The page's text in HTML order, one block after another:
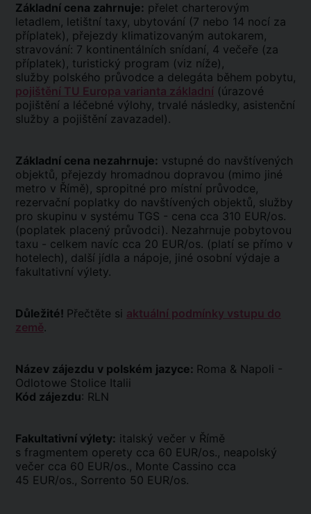
Základní cena zahrnuje: přelet charterovým
letadlem, letištní taxy, ubytování (7 nebo 14 nocí za
příplatek), přejezdy klimatizovaným autokarem,
stravování: 7 kontinentálních snídaní, 4 večeře (za
příplatek), turistický program (viz níže),
služby polského průvodce a delegáta během pobytu,
pojištění TU Europa varianta základní (úrazové
pojištění a léčebné výlohy, trvalé následky, asistenční
služby a pojištění zavazadel).
Základní cena nezahrnuje: vstupné do navštívených
objektů, přejezdy hromadnou dopravou (mimo jiné
metro v Římě), spropitné pro místní průvodce,
rezervační poplatky do navštívených objektů, služby
pro skupinu v systému TGS - cena cca 310 EUR/os.
(poplatek placený průvodci). Nezahrnuje pobytovou
taxu - celkem navíc cca 20 EUR/os. (platí se přímo v
hotelech), další jídla a nápoje, jiné osobní výdaje a
fakultativní výlety.
Důležité! Přečtěte si aktuální podmínky vstupu do
země.
Název zájezdu v polském jazyce: Roma & Napoli -
Odlotowe Stolice Italii
Kód zájezdu: RLN
Fakultativní výlety: italský večer v Římě
s fragmentem operety cca 60 EUR/os., neapolský
večer cca 60 EUR/os., Monte Cassino cca
45 EUR/os., Sorrento 50 EUR/os.